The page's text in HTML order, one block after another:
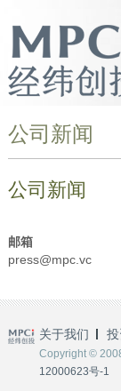
公司新闻
公司新闻
邮箱
press@mpc.vc
关于我们
Copyright ©
12000623号-1